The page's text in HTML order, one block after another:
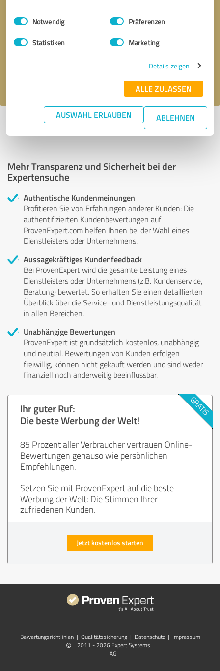
Impressum Datenschutzbestimmungen
Einwilligungsauswahl
Notwendig Präferenzen
Statistiken Marketing
Details zeigen
ALLE ZULASSEN
AUSWAHL ERLAUBEN ABLEHNEN
Bitte um Rückruf
Datenschutzbestimmungenzu.
Profil aktiv seit 19.11.2025 |Letzte Aktualisierung: 19.11.2025|Profil
Mehr Transparenz und Sicherheit bei der
Expertensuche
Authentische Kundenmeinungen
Profitieren Sie von Erfahrungen anderer Kunden: Die
authentifizierten Kundenbewertungen auf
ProvenExpert.com helfen Ihnen bei der Wahl eines
Dienstleisters oder Unternehmens.
Aussagekräftiges Kundenfeedback
Bei ProvenExpert wird die gesamte Leistung eines
Dienstleisters oder Unternehmens (z.B. Kundenservice,
Beratung) bewertet. So erhalten Sie einen detaillierten
Überblick über die Service- und Dienstleistungsqualität
in allen Bereichen.
Unabhängige Bewertungen
ProvenExpert ist grundsätzlich kostenlos, unabhängig
und neutral. Bewertungen von Kunden erfolgen
freiwillig, können nicht gekauft werden und sind weder
finanziell noch anderweitig beeinflussbar.
Ihr guter Ruf:
Die beste Werbung der Welt!
85 Prozent aller Verbraucher vertrauen Online-
Bewertungen genauso wie persönlichen
Empfehlungen.
Setzen Sie mit ProvenExpert auf die beste
Werbung der Welt: Die Stimmen Ihrer
zufriedenen Kunden.
Jetzt kostenlos starten
Bewertungs­richtlinien | Qualitätssicherung | Datenschutz | Impressum
©
2011 - 2026 Expert Systems
AG